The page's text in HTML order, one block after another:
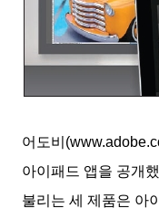
어도비
아이패드 앱을 공개
불리는 세 제품은 아